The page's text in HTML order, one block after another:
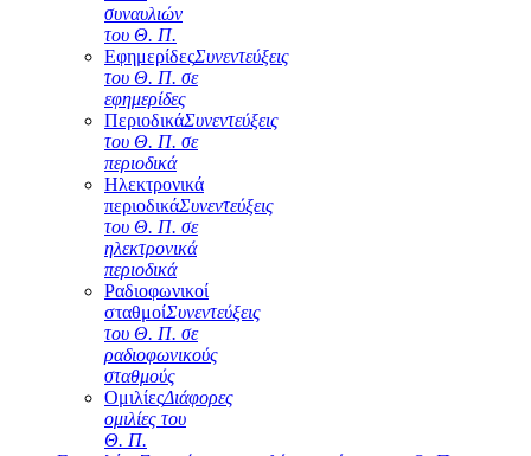
συναυλιών
του Θ. Π.
ΕφημερίδεςΣυνεντεύξεις
του Θ. Π. σε
εφημερίδες
ΠεριοδικάΣυνεντεύξεις
του Θ. Π. σε
περιοδικά
Ηλεκτρονικά
περιοδικάΣυνεντεύξεις
του Θ. Π. σε
ηλεκτρονικά
περιοδικά
Ραδιοφωνικοί
σταθμοίΣυνεντεύξεις
του Θ. Π. σε
ραδιοφωνικούς
σταθμούς
ΟμιλίεςΔιάφορες
ομιλίες του
Θ. Π.